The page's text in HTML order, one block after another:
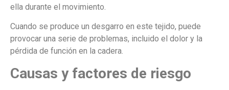
ella durante el movimiento.
Cuando se produce un desgarro en este tejido, puede
provocar una serie de problemas, incluido el dolor y la
pérdida de función en la cadera.
Causas y factores de riesgo